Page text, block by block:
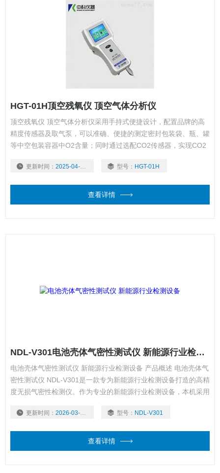
HGT-01H顶空残氧仪 顶空气体分析仪
顶空残氧仪 顶空气体分析仪采用手持式便捷设计，配置品牌的高
精度传感器及取气泵，可以准确、便捷的测定密封包装袋、瓶、罐
等中空包装容器中O2含量；同时通过选配CO2传感器，实现CO2
体中O2、CO2含量做出评价，从而指导生产。
更新时间： 2025-04-14 型号： HGT-01H
查看详情
NDL-V301电池壳体气密性测试仪 新能源行业检测设备
电池壳体气密性测试仪 新能源行业检测设备 产品概述 电池壳体气
密性测试仪 NDL-V301是一款专为新能源行业检测设备打造的高精
度无损气密性检测仪。作为专业的新能源行业检测设备，本机采用
池包、储能电池外壳等新能源行业检测设备的核心密封性测试场
装、电器元件等领域的微泄漏检测。
更新时间： 2026-03-20 型号： NDL-V301
查看详情